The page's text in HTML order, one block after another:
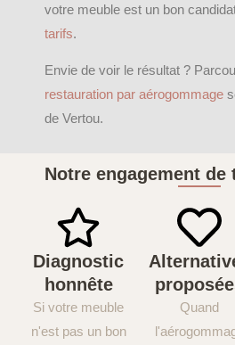
votre meuble est un bon
tarifs.
Envie de voir le résultat ?
restauration par aérogommage
de Vertou.
Notre engagement de
Diagnostic
honnête
Si votre meuble
n'est pas un bon
Quand